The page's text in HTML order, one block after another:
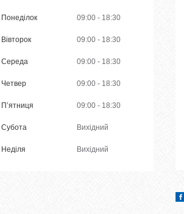
Понеділок 09:00 18:30
Вівторок 09:00 18:30
Середа 09:00 18:30
Четвер 09:00 18:30
Пʼятниця 09:00 18:30
Субота Вихідний
Неділя Вихідний